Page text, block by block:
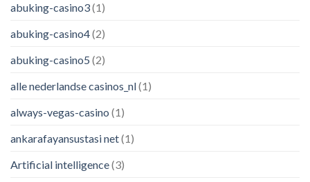
abuking-casino3(1)
abuking-casino4(2)
abuking-casino5 (2)
alle nederlandse casinos_nl(1)
always-vegas-casino (1)
ankarafayansustasi net(1)
Artificial intelligence(3)